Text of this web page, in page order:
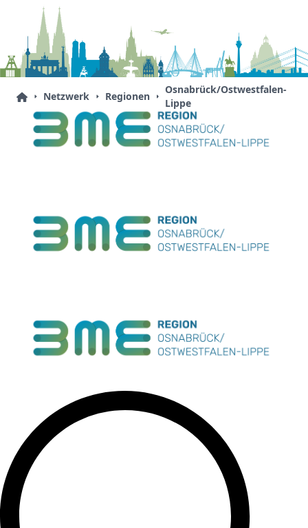
Netzwerk Regionen
Osnabrück/Ostwestfalen-
Lippe